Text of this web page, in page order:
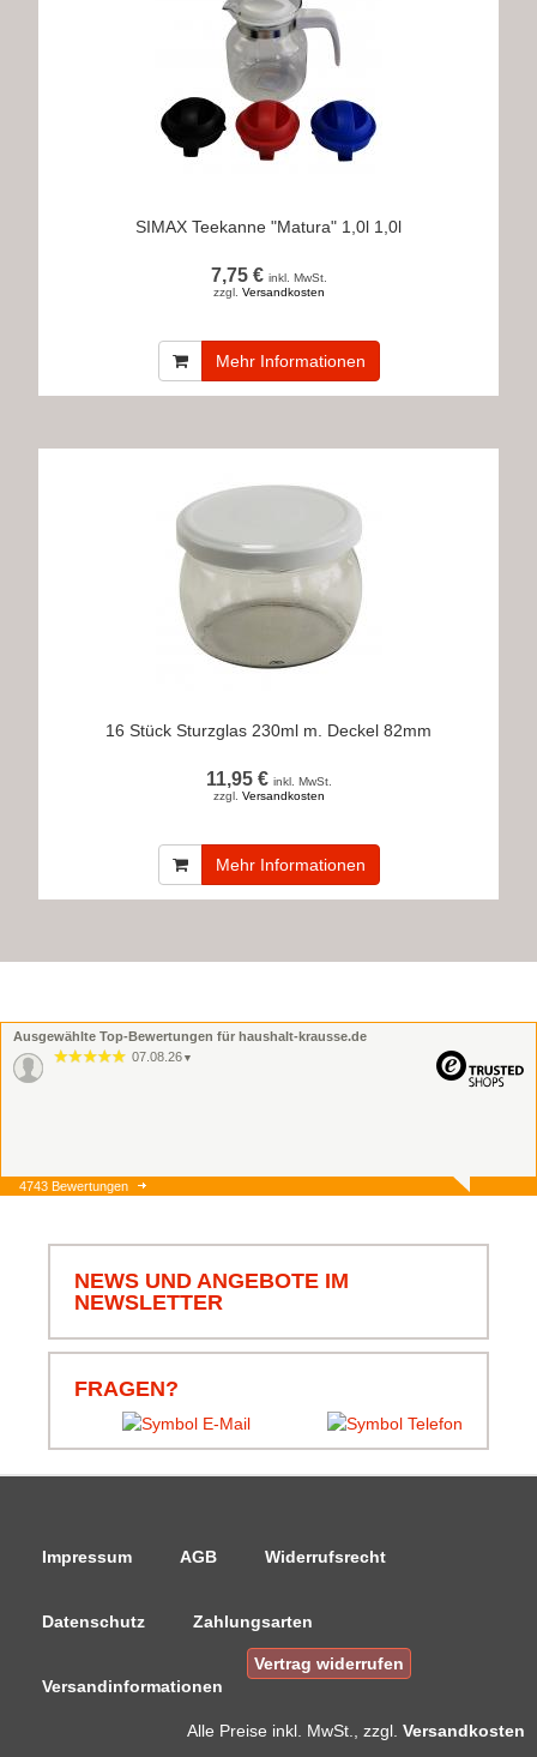
SIMAX Teekanne "Matura" 1,0l 1,0l
7,75 € inkl. MwSt.
zzgl. Versandkosten
Mehr Informationen
16 Stück Sturzglas 230ml m. Deckel 82mm
11,95 € inkl. MwSt.
zzgl. Versandkosten
Mehr Informationen
Ausgewählte Top-Bewertungen für haushalt-krausse.de
07.08.26 ▼
07.08.26 ▼
Klammern und Korb.
4743 Bewertungen
NEWS UND ANGEBOTE IM
NEWSLETTER
FRAGEN?
Impressum AGB Widerrufsrecht
Datenschutz Zahlungsarten
Versandinformationen
Vertrag widerrufen
Alle Preise inkl. MwSt., zzgl. Versandkosten